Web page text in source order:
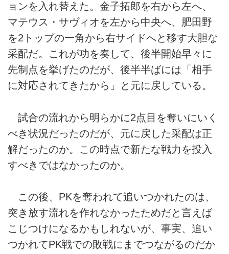
ョンを入れ替えた。金子拓郎を右から左へ、
マテウス・サヴィオを左から中央へ、肥田野
を2トップの一角から右サイドへと移す大胆な
采配だ。これが功を奏して、後半開始早々に
先制点を挙げたのだが、後半半ばには「相手
に対応されてきたから」と元に戻している。
試合の流れから明らかに2点目を奪いにいく
べき状況だったのだが、元に戻した采配は正
解だったのか。この時点で新たな戦力を投入
すべきではなかったのか。
この後、PKを奪われて追いつかれたのは、
突き放す流れを作れなかったためだと言えば
こじつけになるかもしれないが、事実、追い
つかれてPK戦での敗戦にまでつながるのだか